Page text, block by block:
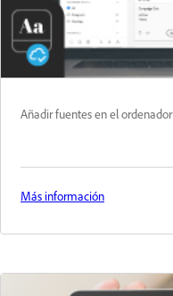
Añadir fuentes en el ordenador
Más información